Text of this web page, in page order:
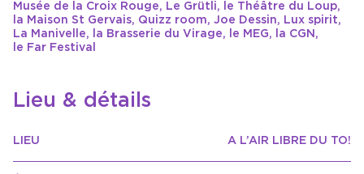
Musée de la Croix Rouge, Le Grütli, le Théâtre du Loup,
la Maison St Gervais, Quizz room, Joe Dessin, Lux spirit,
La Manivelle, la Brasserie du Virage, le MEG, la CGN,
le Far Festival
Lieu & détails
LIEU A L’AIR LIBRE DU TO!